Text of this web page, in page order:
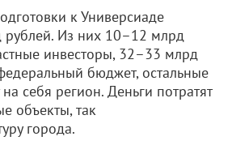
к Универсиаде
рублей. Из них 10–12 млрд
инвесторы, 32–33 млрд
бюджет, остальные
себя регион. Деньги потратят
объекты, так
города.